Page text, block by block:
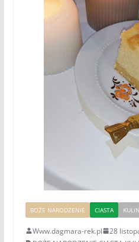
BOŻE NARODZENIE CIASTA
Www.dagmara-rek.pl 28